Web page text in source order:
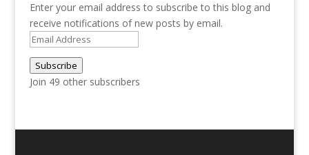
Enter your email address to subscribe to this blog and
receive notifications of new posts by email.
Email
Address
Subscribe
Join 49 other subscribers